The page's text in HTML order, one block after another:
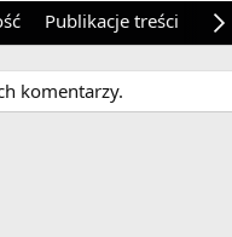
Publikacje treści O
komentarzy.